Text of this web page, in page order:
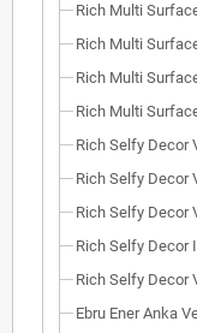
Rich Multi
Rich Multi
Rich Multi
Rich Multi
Rich Selfy Decor
Rich Selfy Decor
Rich Selfy Decor
Rich Selfy Decor
Rich Selfy Decor
Ebru Ener Anka